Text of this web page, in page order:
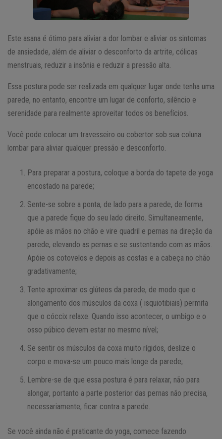
Este asana é ótimo para aliviar a dor lombar e aliviar os sintomas
de ansiedade, além de aliviar o desconforto da artrite, cólicas
menstruais, reduzir a insônia e reduzir a pressão alta.
Essa postura pode ser realizada em qualquer lugar onde tenha uma
parede, no entanto, encontre um lugar de conforto, silêncio e
serenidade para realmente aproveitar todos os benefícios.
Você pode colocar um travesseiro ou cobertor sob sua coluna
lombar para aliviar qualquer pressão e desconforto.
Para preparar a postura, coloque a borda do tapete de yoga
encostado na parede;
Sente-se sobre a ponta, de lado para a parede, de forma
que a parede fique do seu lado direito. Simultaneamente,
apóie as mãos no chão e vire quadril e pernas na direção da
parede, elevando as pernas e se sustentando com as mãos.
Apóie os cotovelos e depois as costas e a cabeça no chão
gradativamente;
Tente aproximar os glúteos da parede, de modo que o
alongamento dos músculos da coxa ( isquiotibiais) permita
que o cóccix relaxe. Quando isso acontecer, o umbigo e o
osso púbico devem estar no mesmo nível;
Se sentir os músculos da coxa muito rígidos, deslize o
corpo e mova-se um pouco mais longe da parede;
Lembre-se de que essa postura é para relaxar, não para
alongar, portanto a parte posterior das pernas não precisa,
necessariamente, ficar contra a parede.
Se você ainda não é praticante do yoga, comece fazendo